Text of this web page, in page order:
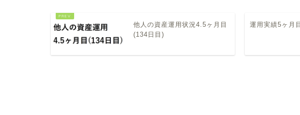
他人の資産運用状況4.5ヶ月目
(134日目)
運用実績5ヶ月